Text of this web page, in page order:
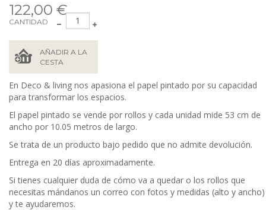
122,00 €
CANTIDAD
AÑADIR A LA
CESTA
En Deco & living nos apasiona el papel pintado por su capacidad
para transformar los espacios.
El papel pintado se vende por rollos y cada unidad mide 53 cm de
ancho por 10.05 metros de largo.
Se trata de un producto bajo pedido que no admite devolución.
Entrega en 20 días aproximadamente.
Si tienes cualquier duda de cómo va a quedar o los rollos que
necesitas mándanos un correo con fotos y medidas (alto y ancho)
y te ayudaremos.